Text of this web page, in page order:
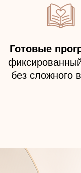
Готовые
без сложного